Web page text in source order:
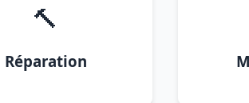
🔨
Réparation